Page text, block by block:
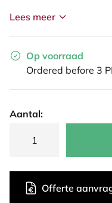
Lees meer
Op voorraad
Ordered before 3
Aantal:
Offerte